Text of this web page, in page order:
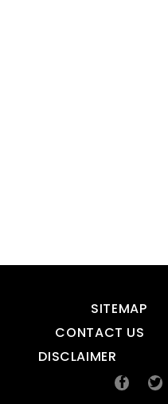
SITEMAP
CONTACT US
DISCLAIMER